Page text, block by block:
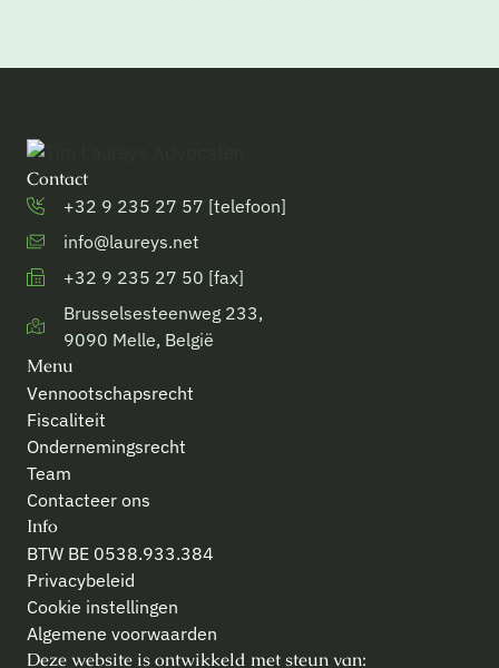
Contact
+32 9 235 27 57 [telefoon]
info@laureys.net
+32 9 235 27 50 [fax]
Brusselsesteenweg 233,
9090 Melle, België
Menu
Vennootschapsrecht
Fiscaliteit
Ondernemingsrecht
Team
Contacteer ons
Info
BTW BE 0538.933.384
Privacybeleid
Cookie instellingen
Algemene voorwaarden
Deze website is ontwikkeld met steun van: